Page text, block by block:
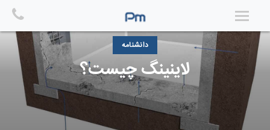
content
دانشنامه
لاینینگ چیست؟